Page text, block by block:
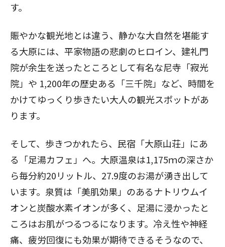
す。
賑やかな観光地とは違う、静かな大自然を堪能す
る大原には、平家物語の悲劇のヒロイン、建礼門
院が余生を送ったところとして有名な尼寺「寂光
院」や 1,200年の歴史ある「三千院」など、時間を
かけてゆっくり歩きたい大人の観光スポットがあ
ります。
そして、歩きつかれたら、民宿「大原山荘」にあ
る「足湯カフェ」へ。大原温泉は1,175ｍの深さか
ら毎分約20リットル、27.9度のお湯が湧き出して
います。泉質は「美肌効果」のあるナトリウムイ
オンと炭酸水素イオンが多く、足湯に浸かったと
ころはお肌がつるつるになります。冷え性や神経
痛、疲労回復にも効果が期待できるそうなので、